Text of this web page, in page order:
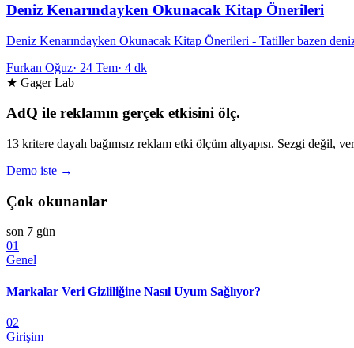
Deniz Kenarındayken Okunacak Kitap Önerileri
Deniz Kenarındayken Okunacak Kitap Önerileri - Tatiller bazen
Furkan Oğuz· 24 Tem· 4 dk
★ Gager Lab
AdQ ile reklamın gerçek etkisini ölç.
13 kritere dayalı bağımsız reklam etki ölçüm altyapısı. Sezgi değil,
Demo iste →
Çok okunanlar
son 7 gün
01
Genel
Markalar Veri Gizliliğine Nasıl Uyum Sağlıyor?
02
Girişim